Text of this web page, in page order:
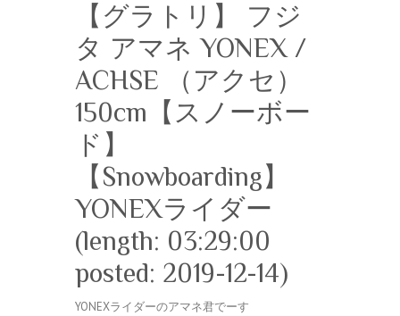
【グラトリ】 フジ
タ アマネ YONEX /
ACHSE （アクセ）
150cm【スノーボー
ド】
【Snowboarding】
YONEXライダー
(length: 03:29:00
posted: 2019-12-14)
YONEXライダーのアマネ君でーす